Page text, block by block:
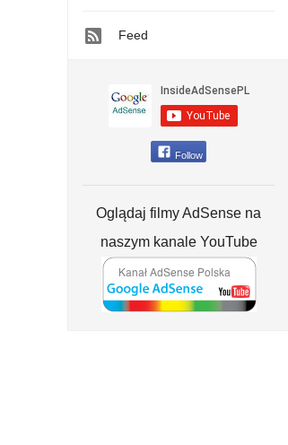
Feed
Follow
Oglądaj filmy AdSense na
naszym kanale YouTube